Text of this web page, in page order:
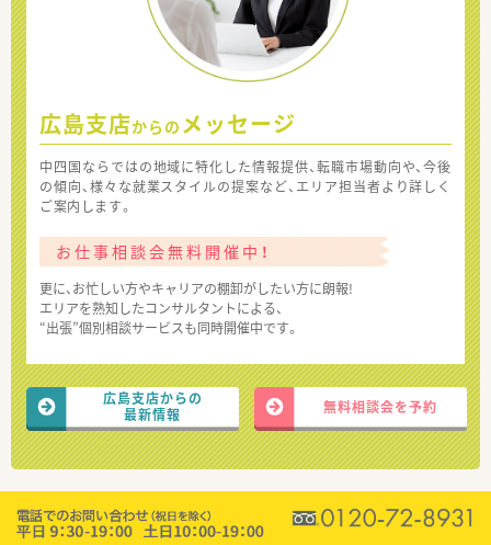
広島支店からの メッセージ
中四国ならではの地域に特化した情報提供、転職市場動向や、今後
の傾向、様々な就業スタイルの提案など、エリア担当者より詳しく
ご案内します。
お仕事相談会無料開催中！
更に、お忙しい方やキャリアの棚卸がしたい方に朗報!
エリアを熟知したコンサルタントによる、
“出張”個別相談サービスも同時開催中です。
広島支店からの
最新情報
無料相談会を予約